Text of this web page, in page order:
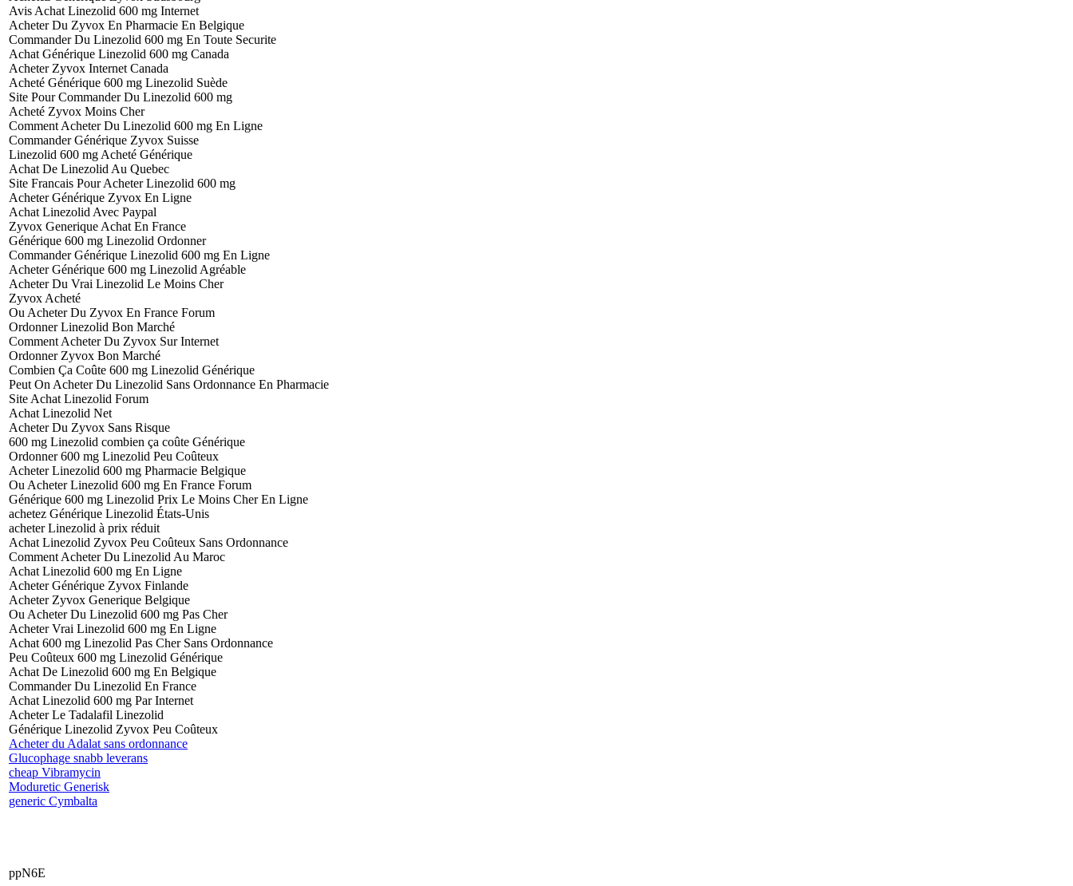
Avis Achat Linezolid 600 mg Internet
Acheter Du Zyvox En Pharmacie En Belgique
Commander Du Linezolid 600 mg En Toute Securite
Achat Générique Linezolid 600 mg Canada
Acheter Zyvox Internet Canada
Acheté Générique 600 mg Linezolid Suède
Site Pour Commander Du Linezolid 600 mg
Acheté Zyvox Moins Cher
Comment Acheter Du Linezolid 600 mg En Ligne
Commander Générique Zyvox Suisse
Linezolid 600 mg Acheté Générique
Achat De Linezolid Au Quebec
Site Francais Pour Acheter Linezolid 600 mg
Acheter Générique Zyvox En Ligne
Achat Linezolid Avec Paypal
Zyvox Generique Achat En France
Générique 600 mg Linezolid Ordonner
Commander Générique Linezolid 600 mg En Ligne
Acheter Générique 600 mg Linezolid Agréable
Acheter Du Vrai Linezolid Le Moins Cher
Zyvox Acheté
Ou Acheter Du Zyvox En France Forum
Ordonner Linezolid Bon Marché
Comment Acheter Du Zyvox Sur Internet
Ordonner Zyvox Bon Marché
Combien Ça Coûte 600 mg Linezolid Générique
Peut On Acheter Du Linezolid Sans Ordonnance En Pharmacie
Site Achat Linezolid Forum
Achat Linezolid Net
Acheter Du Zyvox Sans Risque
600 mg Linezolid combien ça coûte Générique
Ordonner 600 mg Linezolid Peu Coûteux
Acheter Linezolid 600 mg Pharmacie Belgique
Ou Acheter Linezolid 600 mg En France Forum
Générique 600 mg Linezolid Prix Le Moins Cher En Ligne
achetez Générique Linezolid États-Unis
acheter Linezolid à prix réduit
Achat Linezolid Zyvox Peu Coûteux Sans Ordonnance
Comment Acheter Du Linezolid Au Maroc
Achat Linezolid 600 mg En Ligne
Acheter Générique Zyvox Finlande
Acheter Zyvox Generique Belgique
Ou Acheter Du Linezolid 600 mg Pas Cher
Acheter Vrai Linezolid 600 mg En Ligne
Achat 600 mg Linezolid Pas Cher Sans Ordonnance
Peu Coûteux 600 mg Linezolid Générique
Achat De Linezolid 600 mg En Belgique
Commander Du Linezolid En France
Achat Linezolid 600 mg Par Internet
Acheter Le Tadalafil Linezolid
Générique Linezolid Zyvox Peu Coûteux
Acheter du Adalat sans ordonnance
Glucophage snabb leverans
cheap Vibramycin
Moduretic Generisk
generic Cymbalta
ppN6E